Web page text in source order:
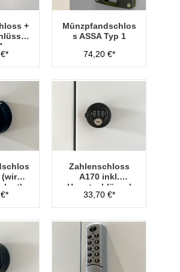
+
Münzpfandschlos
s ASSA Typ 1
74,20 €*
(wird
Zahlenschloss
A170 inkl.
Hauptschlüssel
Typ 1
33,70 €*